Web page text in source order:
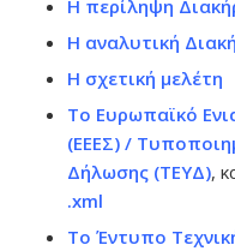
Η περίληψη
Η αναλυτική
Η σχετική μελέτη
Το Ευρωπαϊκό
(ΕΕΕΣ) /
Δήλωσης (ΤΕΥΔ),
.xml
Το Έντυπο